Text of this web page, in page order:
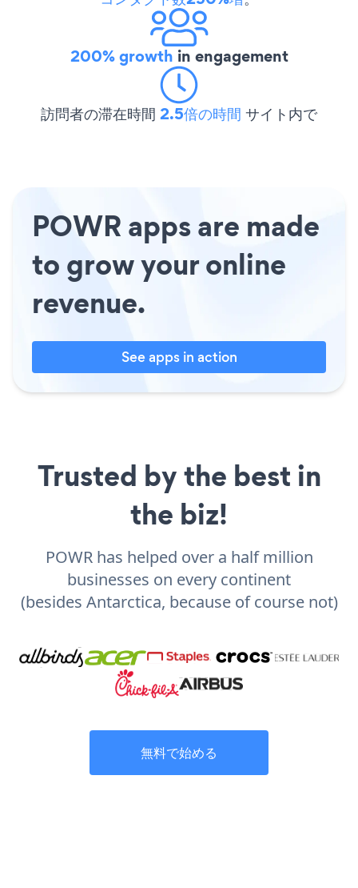
200% growth in engagement
訪問者の滞在時間 2.5倍の時間 サイト内で
POWR apps are made
to grow your online
revenue.
See apps in action
Trusted by the best in
the biz!
POWR has helped over a half million
businesses on every continent
(besides Antarctica, because of course not)
無料で始める